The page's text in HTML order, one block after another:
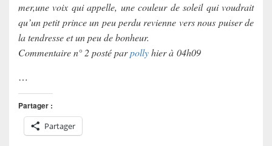
mer,une voix qui appelle, une couleur de soleil qui voudrait
qu’un petit prince un peu perdu revienne vers nous puiser de
la tendresse et un peu de bonheur.
Commentaire n° 2 posté parpollyhier à 04h09
…
Partager :
Partager